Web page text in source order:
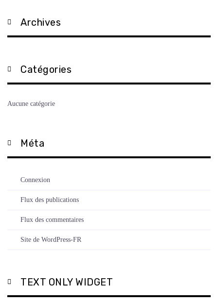
Archives
Catégories
Aucune catégorie
Méta
Connexion
Flux des publications
Flux des commentaires
Site de WordPress-FR
TEXT ONLY WIDGET